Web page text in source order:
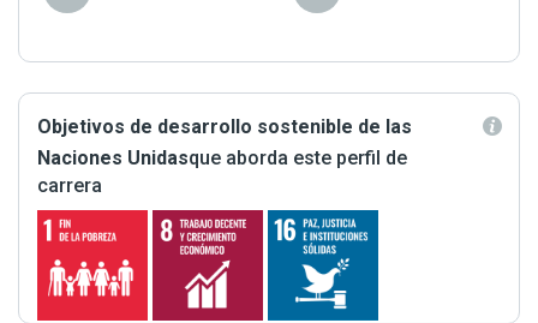
Objetivos de desarrollo sostenible de las
Naciones Unidasque aborda este perfil de
carrera